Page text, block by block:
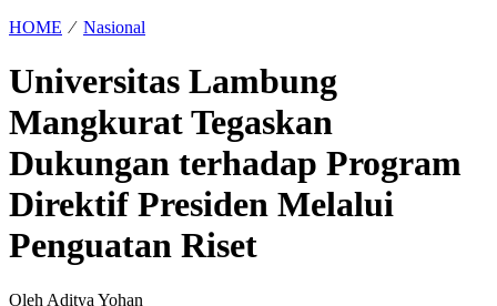
HOME ⁄ Nasional
Universitas Lambung
Mangkurat Tegaskan
Dukungan terhadap Program
Direktif Presiden Melalui
Penguatan Riset
Oleh Aditya Yohan